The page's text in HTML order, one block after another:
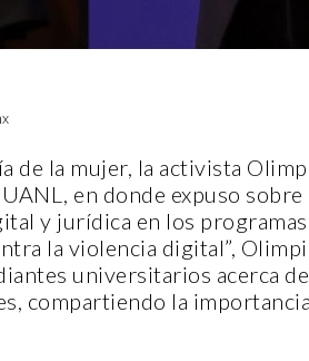
de la mujer, la activista
en donde expuso sobre
y jurídica en los
la violencia digital”,
universitarios acerca
compartiendo la